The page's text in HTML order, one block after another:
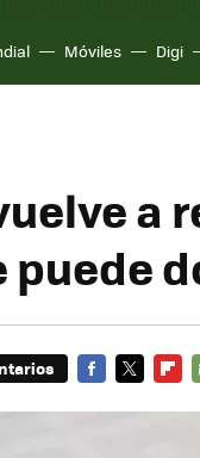
Móviles Digi
puede